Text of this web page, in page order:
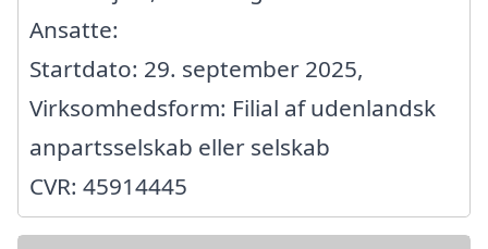
Ansatte:
Startdato: 29. september 2025,
Virksomhedsform: Filial af udenlandsk
anpartsselskab eller selskab
CVR: 45914445